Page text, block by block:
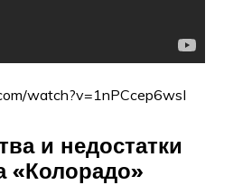
watch?v=1nPCcep6wsI
и недостатки
«Колорадо»